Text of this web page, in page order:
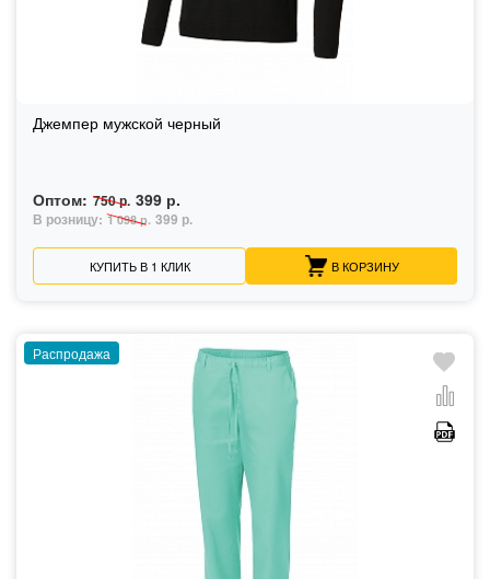
Джемпер мужской черный
Оптом: 750 р. 399 р.
В розницу: 1 098 р. 399 р.
КУПИТЬ В 1 КЛИК В КОРЗИНУ
Распродажа